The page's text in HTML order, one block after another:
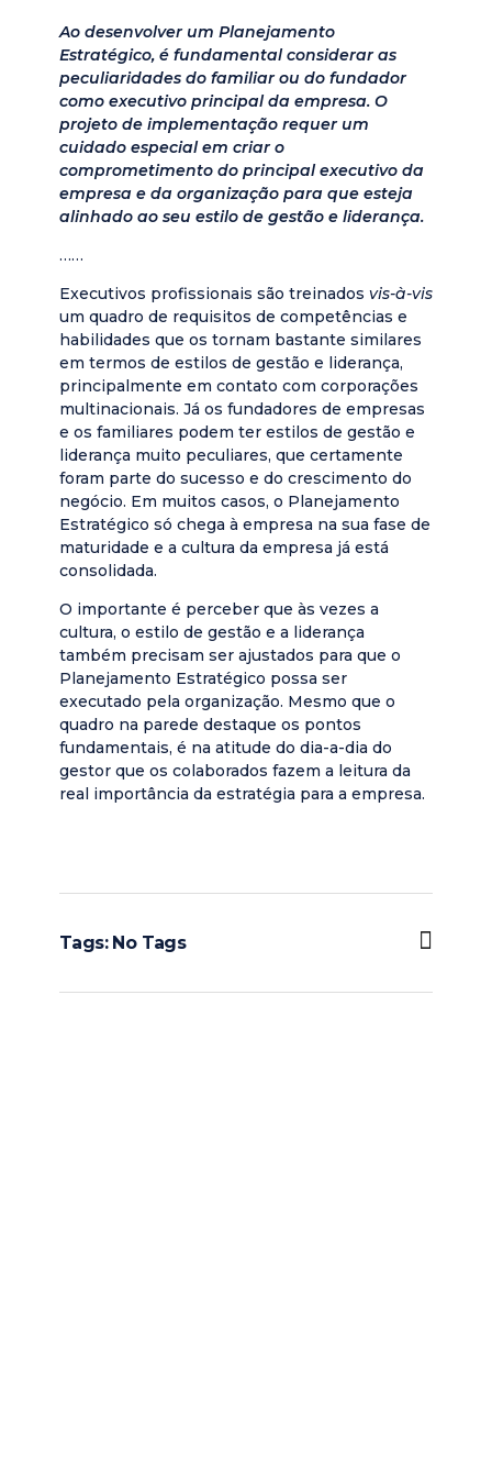
Ao desenvolver um Planejamento
Estratégico, é fundamental considerar as
peculiaridades do familiar ou do fundador
como executivo principal da empresa. O
projeto de implementação requer um
cuidado especial em criar o
comprometimento do principal executivo da
empresa e da organização para que esteja
alinhado ao seu estilo de gestão e liderança.
……
Executivos profissionais são treinados vis-à-vis
um quadro de requisitos de competências e
habilidades que os tornam bastante similares
em termos de estilos de gestão e liderança,
principalmente em contato com corporações
multinacionais. Já os fundadores de empresas
e os familiares podem ter estilos de gestão e
liderança muito peculiares, que certamente
foram parte do sucesso e do crescimento do
negócio. Em muitos casos, o Planejamento
Estratégico só chega à empresa na sua fase de
maturidade e a cultura da empresa já está
consolidada.
O importante é perceber que às vezes a
cultura, o estilo de gestão e a liderança
também precisam ser ajustados para que o
Planejamento Estratégico possa ser
executado pela organização. Mesmo que o
quadro na parede destaque os pontos
fundamentais, é na atitude do dia-a-dia do
gestor que os colaborados fazem a leitura da
real importância da estratégia para a empresa.
Tags: No Tags